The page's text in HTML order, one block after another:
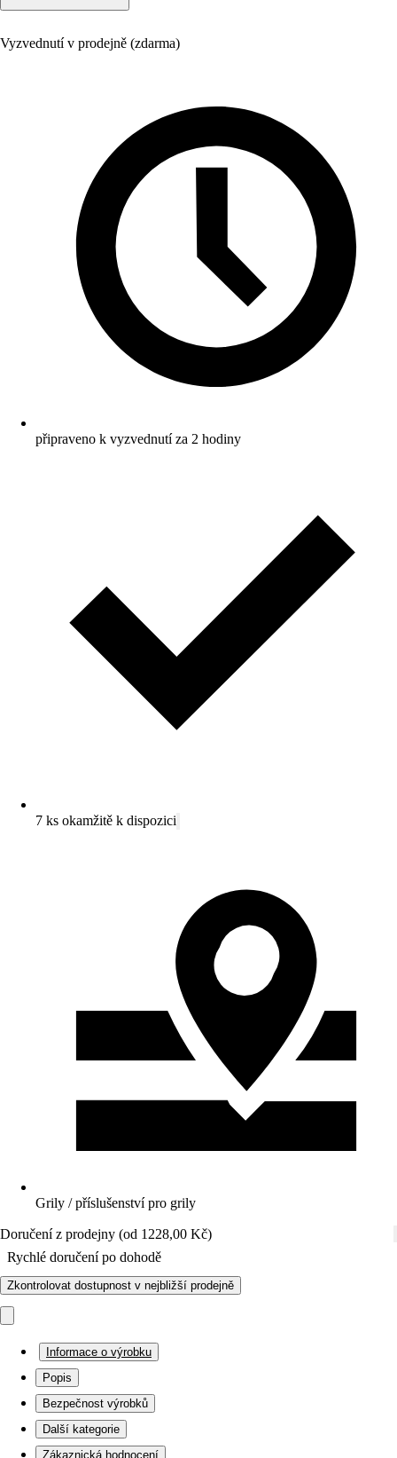
Vyzvednutí v prodejně (zdarma)
připraveno k vyzvednutí za 2 hodiny
7 ks okamžitě k dispozici
Grily / příslušenství pro grily
Doručení z prodejny (od 1228,00 Kč)
Rychlé doručení po dohodě
Zkontrolovat dostupnost v nejbližší prodejně
Informace o výrobku
Popis
Bezpečnost výrobků
Další kategorie
Zákaznická hodnocení